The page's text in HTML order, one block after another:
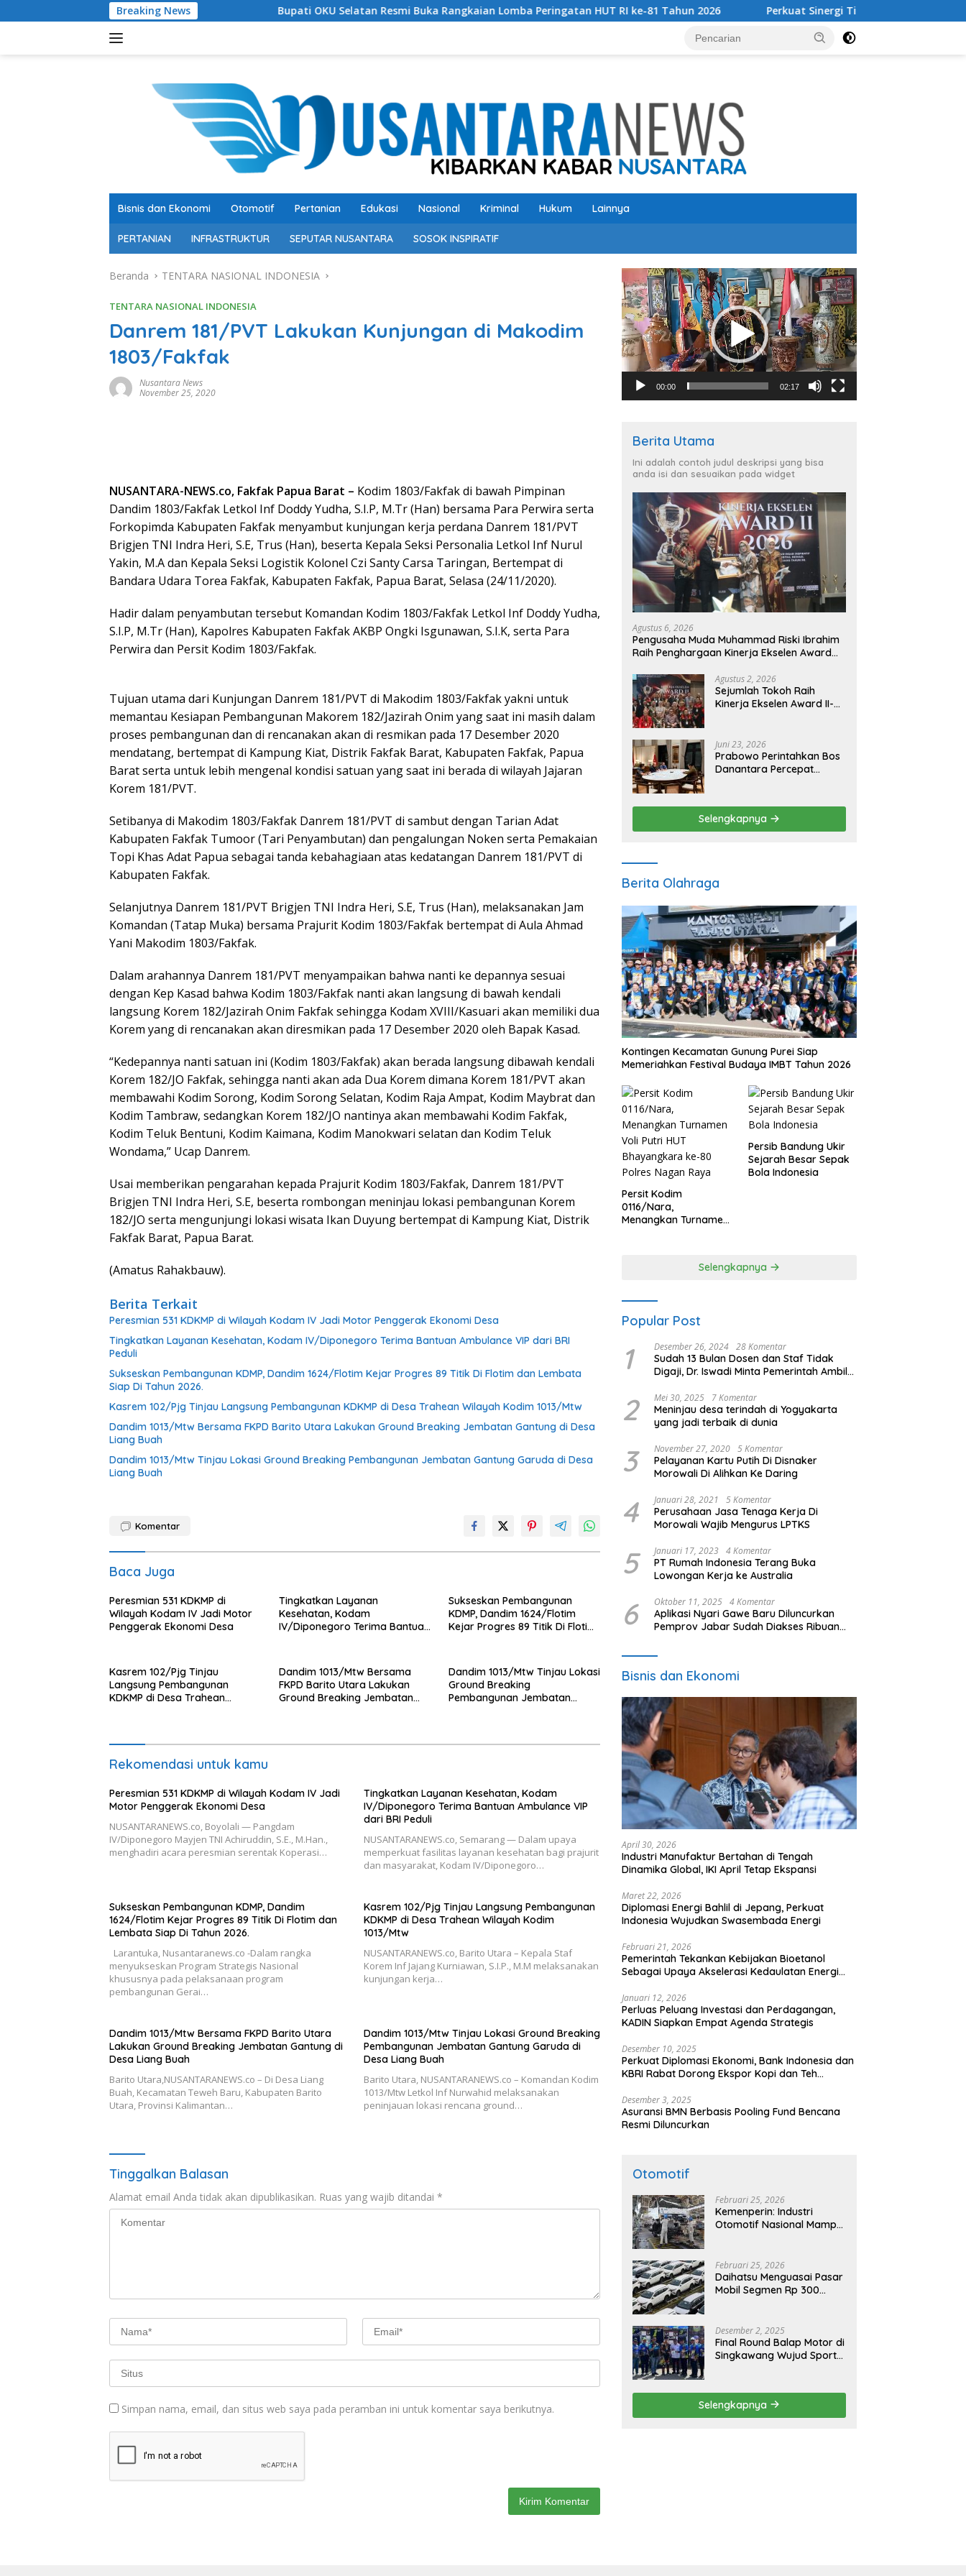
ke
Breaking NewsBupati OKU Selatan Resmi Buka Rangkaian Lomba Peringatan HUT RI ke-81 Tahun 2026 Perkuat Sinergi Tingkatkan Pendapatan Daerah, Bupati
Bisnis dan Ekonomi Otomotif Pertanian Edukasi Nasional Kriminal Hukum Lainnya
PERTANIAN INFRASTRUKTUR SEPUTAR NUSANTARA SOSOK INSPIRATIF
Beranda TENTARA NASIONAL INDONESIA
TENTARA NASIONAL INDONESIA
Danrem 181/PVT Lakukan Kunjungan di Makodim
1803/Fakfak
Nusantara News
November 25, 2020
NUSANTARA-NEWS.co, Fakfak Papua Barat – Kodim 1803/Fakfak di bawah Pimpinan
Dandim 1803/Fakfak Letkol Inf Doddy Yudha, S.I.P, M.Tr (Han) bersama Para Perwira serta
Forkopimda Kabupaten Fakfak menyambut kunjungan kerja perdana Danrem 181/PVT
Brigjen TNI Indra Heri, S.E, Trus (Han), beserta Kepala Seksi Personalia Letkol Inf Nurul
Yakin, M.A dan Kepala Seksi Logistik Kolonel Czi Santy Carsa Taringan, Bertempat di
Bandara Udara Torea Fakfak, Kabupaten Fakfak, Papua Barat, Selasa (24/11/2020).
Hadir dalam penyambutan tersebut Komandan Kodim 1803/Fakfak Letkol Inf Doddy Yudha,
S.I.P, M.Tr (Han), Kapolres Kabupaten Fakfak AKBP Ongki Isgunawan, S.I.K, serta Para
Perwira dan Persit Kodim 1803/Fakfak.
Tujuan utama dari Kunjungan Danrem 181/PVT di Makodim 1803/Fakfak yakni untuk
memantau Kesiapan Pembangunan Makorem 182/Jazirah Onim yang saat ini masih dalam
proses pembangunan dan di rencanakan akan di resmikan pada 17 Desember 2020
mendatang, bertempat di Kampung Kiat, Distrik Fakfak Barat, Kabupaten Fakfak, Papua
Barat serta untuk lebih mengenal kondisi satuan yang saat ini berada di wilayah Jajaran
Korem 181/PVT.
Setibanya di Makodim 1803/Fakfak Danrem 181/PVT di sambut dengan Tarian Adat
Kabupaten Fakfak Tumoor (Tari Penyambutan) dan pengalungan Noken serta Pemakaian
Topi Khas Adat Papua sebagai tanda kebahagiaan atas kedatangan Danrem 181/PVT di
Kabupaten Fakfak.
Selanjutnya Danrem 181/PVT Brigjen TNI Indra Heri, S.E, Trus (Han), melaksanakan Jam
Komandan (Tatap Muka) bersama Prajurit Kodim 1803/Fakfak bertempat di Aula Ahmad
Yani Makodim 1803/Fakfak.
Dalam arahannya Danrem 181/PVT menyampaikan bahwa nanti ke depannya sesuai
dengan Kep Kasad bahwa Kodim 1803/Fakfak nanti akan langsung di bawah kendali
langsung Korem 182/Jazirah Onim Fakfak sehingga Kodam XVIII/Kasuari akan memiliki dua
Korem yang di rencanakan akan diresmikan pada 17 Desember 2020 oleh Bapak Kasad.
“Kedepannya nanti satuan ini (Kodim 1803/Fakfak) akan berada langsung dibawah kendali
Korem 182/JO Fakfak, sehingga nanti akan ada Dua Korem dimana Korem 181/PVT akan
membawahi Kodim Sorong, Kodim Sorong Selatan, Kodim Raja Ampat, Kodim Maybrat dan
Kodim Tambraw, sedangkan Korem 182/JO nantinya akan membawahi Kodim Fakfak,
Kodim Teluk Bentuni, Kodim Kaimana, Kodim Manokwari selatan dan Kodim Teluk
Wondama,” Ucap Danrem.
Usai memberikan pengarahan kepada Prajurit Kodim 1803/Fakfak, Danrem 181/PVT
Brigjen TNI Indra Heri, S.E, beserta rombongan meninjau lokasi pembangunan Korem
182/JO serta mengunjungi lokasi wisata Ikan Duyung bertempat di Kampung Kiat, Distrik
Fakfak Barat, Papua Barat.
(Amatus Rahakbauw).
Berita Terkait
Peresmian 531 KDKMP di Wilayah Kodam IV Jadi Motor Penggerak Ekonomi Desa
Tingkatkan Layanan Kesehatan, Kodam IV/Diponegoro Terima Bantuan Ambulance VIP dari BRI
Peduli
Sukseskan Pembangunan KDMP, Dandim 1624/Flotim Kejar Progres 89 Titik Di Flotim dan Lembata
Siap Di Tahun 2026.
Kasrem 102/Pjg Tinjau Langsung Pembangunan KDKMP di Desa Trahean Wilayah Kodim 1013/Mtw
Dandim 1013/Mtw Bersama FKPD Barito Utara Lakukan Ground Breaking Jembatan Gantung di Desa
Liang Buah
Dandim 1013/Mtw Tinjau Lokasi Ground Breaking Pembangunan Jembatan Gantung Garuda di Desa
Liang Buah
Komentar
Baca Juga
Peresmian 531 KDKMP di
Wilayah Kodam IV Jadi Motor
Penggerak Ekonomi Desa
Tingkatkan Layanan
Kesehatan, Kodam
IV/Diponegoro Terima Bantuan
Sukseskan Pembangunan
KDMP, Dandim 1624/Flotim
Kejar Progres 89 Titik Di Flotim
Kasrem 102/Pjg Tinjau
Langsung Pembangunan
KDKMP di Desa Trahean
Dandim 1013/Mtw Bersama
FKPD Barito Utara Lakukan
Ground Breaking Jembatan
Dandim 1013/Mtw Tinjau Lokasi
Ground Breaking
Pembangunan Jembatan
Rekomendasi untuk kamu
Peresmian 531 KDKMP di Wilayah Kodam IV Jadi
Motor Penggerak Ekonomi Desa
NUSANTARANEWS.co, Boyolali — Pangdam
IV/Diponegoro Mayjen TNI Achiruddin, S.E., M.Han.,
menghadiri acara peresmian serentak Koperasi…
Tingkatkan Layanan Kesehatan, Kodam
IV/Diponegoro Terima Bantuan Ambulance VIP
dari BRI Peduli
NUSANTARANEWS.co, Semarang — Dalam upaya
memperkuat fasilitas layanan kesehatan bagi prajurit
dan masyarakat, Kodam IV/Diponegoro…
Sukseskan Pembangunan KDMP, Dandim
1624/Flotim Kejar Progres 89 Titik Di Flotim dan
Lembata Siap Di Tahun 2026.
Larantuka, Nusantaranews.co -Dalam rangka
menyukseskan Program Strategis Nasional
khususnya pada pelaksanaan program
pembangunan Gerai…
Kasrem 102/Pjg Tinjau Langsung Pembangunan
KDKMP di Desa Trahean Wilayah Kodim
1013/Mtw
NUSANTARANEWS.co, Barito Utara – Kepala Staf
Korem Inf Jajang Kurniawan, S.I.P., M.M melaksanakan
kunjungan kerja…
Dandim 1013/Mtw Bersama FKPD Barito Utara
Lakukan Ground Breaking Jembatan Gantung di
Desa Liang Buah
Barito Utara,NUSANTARANEWS.co – Di Desa Liang
Buah, Kecamatan Teweh Baru, Kabupaten Barito
Utara, Provinsi Kalimantan…
Dandim 1013/Mtw Tinjau Lokasi Ground Breaking
Pembangunan Jembatan Gantung Garuda di
Desa Liang Buah
Barito Utara, NUSANTARANEWS.co – Komandan Kodim
1013/Mtw Letkol Inf Nurwahid melaksanakan
peninjauan lokasi rencana ground…
Tinggalkan Balasan
Alamat email Anda tidak akan dipublikasikan. Ruas yang wajib ditandai *
Simpan nama, email, dan situs web saya pada peramban ini untuk komentar saya berikutnya.
Pemutar
Video
00:00 02:17
Berita Utama
Ini adalah contoh judul deskripsi yang bisa
anda isi dan sesuaikan pada widget
Agustus 6, 2026
Pengusaha Muda Muhammad Riski Ibrahim
Raih Penghargaan Kinerja Ekselen Award
Agustus 2, 2026
Sejumlah Tokoh Raih
Kinerja Ekselen Award II-
Juni 23, 2026
Prabowo Perintahkan Bos
Danantara Percepat
Ekonomi Baru
Selengkapnya
Berita Olahraga
Kontingen Kecamatan Gunung Purei Siap
Memeriahkan Festival Budaya IMBT Tahun 2026
Persit Kodim
0116/Nara,
Menangkan Turnamen
Persib Bandung Ukir
Sejarah Besar Sepak
Bola Indonesia
Selengkapnya
Popular Post
1 Desember 26, 2024 28 Komentar
Sudah 13 Bulan Dosen dan Staf Tidak
Digaji, Dr. Iswadi Minta Pemerintah Ambil
2 Mei 30, 2025 7 Komentar
Meninjau desa terindah di Yogyakarta
yang jadi terbaik di dunia
3 November 27, 2020 5 Komentar
Pelayanan Kartu Putih Di Disnaker
Morowali Di Alihkan Ke Daring
4 Januari 28, 2021 5 Komentar
Perusahaan Jasa Tenaga Kerja Di
Morowali Wajib Mengurus LPTKS
5 Januari 17, 2023 4 Komentar
PT Rumah Indonesia Terang Buka
Lowongan Kerja ke Australia
6 Oktober 11, 2025 4 Komentar
Aplikasi Nyari Gawe Baru Diluncurkan
Pemprov Jabar Sudah Diakses Ribuan
Bisnis dan Ekonomi
April 30, 2026
Industri Manufaktur Bertahan di Tengah
Dinamika Global, IKI April Tetap Ekspansi
Maret 22, 2026
Diplomasi Energi Bahlil di Jepang, Perkuat
Indonesia Wujudkan Swasembada Energi
Februari 21, 2026
Pemerintah Tekankan Kebijakan Bioetanol
Sebagai Upaya Akselerasi Kedaulatan Energi
Januari 12, 2026
Perluas Peluang Investasi dan Perdagangan,
KADIN Siapkan Empat Agenda Strategis
Desember 10, 2025
Perkuat Diplomasi Ekonomi, Bank Indonesia dan
KBRI Rabat Dorong Ekspor Kopi dan Teh
Desember 3, 2025
Asuransi BMN Berbasis Pooling Fund Bencana
Resmi Diluncurkan
Otomotif
Februari 25, 2026
Kemenperin: Industri
Otomotif Nasional Mampu
Februari 25, 2026
Daihatsu Menguasai Pasar
Mobil Segmen Rp 300
Desember 2, 2025
Final Round Balap Motor di
Singkawang Wujud Sports
Selengkapnya